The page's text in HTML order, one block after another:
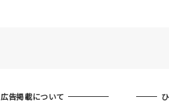
広告掲載について